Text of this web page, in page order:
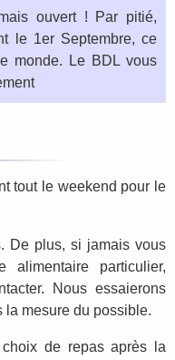
ouvert ! Par pitié,
le 1er Septembre, ce
monde. Le BDL vous
tout le weekend pour le
De plus, si jamais vous
alimentaire particulier,
Nous essaierons
la mesure du possible.
de repas après la